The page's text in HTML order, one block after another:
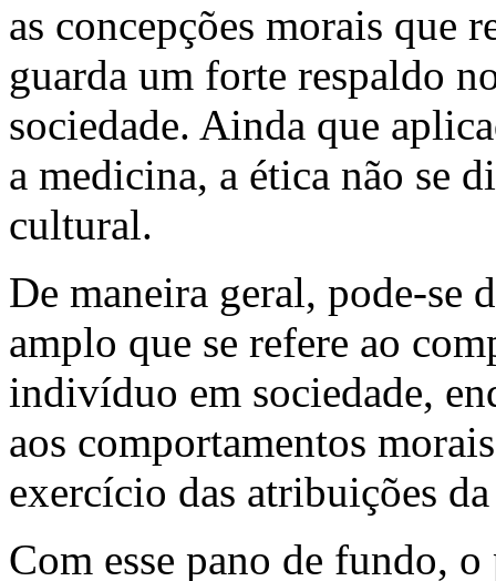
as concepções morais que
guarda um forte respaldo
sociedade. Ainda que
a medicina, a ética não se
cultural.
De maneira geral, pode-se
amplo que se refere ao
indivíduo em sociedade,
aos comportamentos
exercício das atribuições
Com esse pano de fundo,